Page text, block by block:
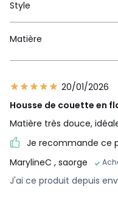
Style
Matière
20/01/2026
Housse de couette en
Matière très douce,
Je recommande ce
MarylineC , saorge
J'ai ce produit depuis